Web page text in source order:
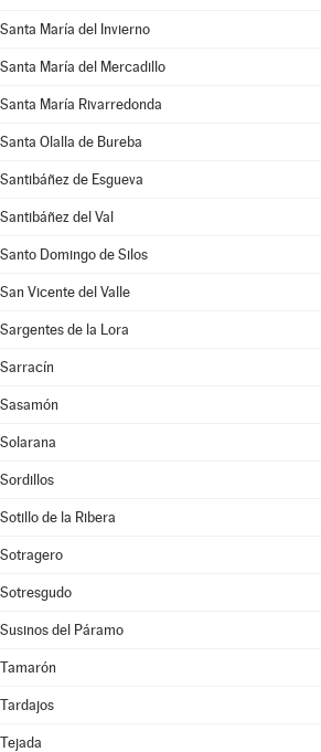
Santa María del Invierno
Santa María del Mercadillo
Santa María Rivarredonda
Santa Olalla de Bureba
Santibáñez de Esgueva
Santibáñez del Val
Santo Domingo de Silos
San Vicente del Valle
Sargentes de la Lora
Sarracín
Sasamón
Solarana
Sordillos
Sotillo de la Ribera
Sotragero
Sotresgudo
Susinos del Páramo
Tamarón
Tardajos
Tejada